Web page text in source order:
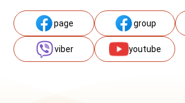
page group
viber youtube